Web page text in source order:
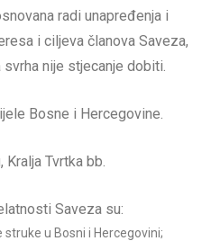
radi unapređenja i
i ciljeva članova Saveza,
nije stjecanje dobiti.
Bosne i Hercegovine.
Tvrtka bb.
Saveza su:
u Bosni i Hercegovini;